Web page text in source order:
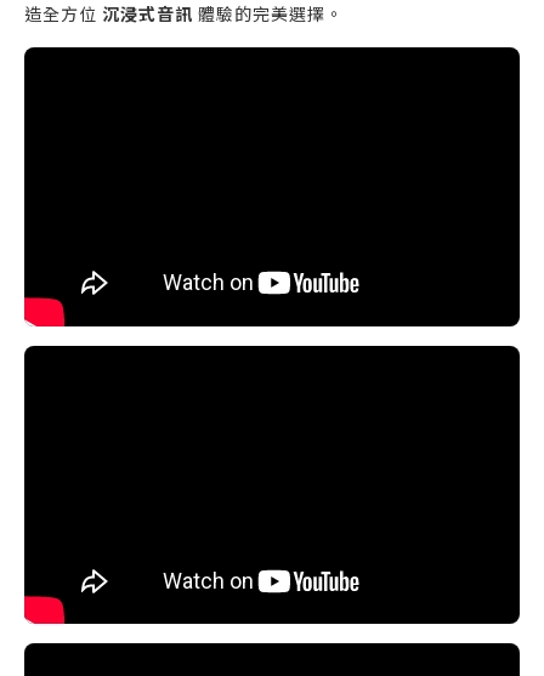
造全方位 沉浸式音訊 體驗的完美選擇。